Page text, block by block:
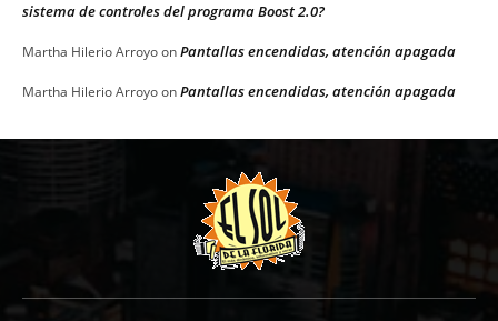
sistema de controles del programa Boost 2.0?
Martha Hilerio ArroyoonPantallas encendidas, atención apagada
Martha Hilerio ArroyoonPantallas encendidas, atención apagada